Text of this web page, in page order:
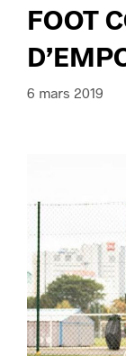
FOOT
6 mars 2019